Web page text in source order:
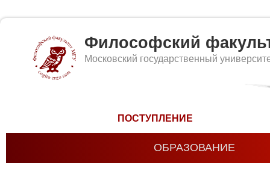
Философский
Московский государственный
ПОСТУПЛЕНИЕ
ОБРАЗОВАНИЕ